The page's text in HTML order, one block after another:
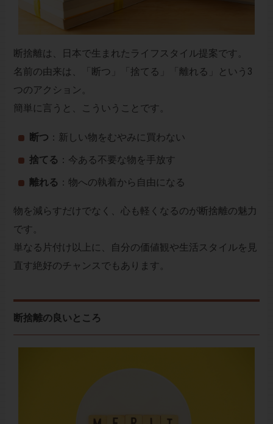
断捨離は、日本で生まれたライフスタイル提案です。
名前の由来は、「断つ」「捨てる」「離れる」という3
つのアクション。
簡単に言うと、こういうことです。
断つ ：新しい物をむやみに買わない
捨てる ：今ある不要な物を手放す
離れる ：物への執着から自由になる
物を減らすだけでなく、心も軽くなるのが断捨離の魅力
です。
単なる片付け以上に、自分の価値観や生活スタイルを見
直す絶好のチャンスでもあります。
断捨離の良いところ